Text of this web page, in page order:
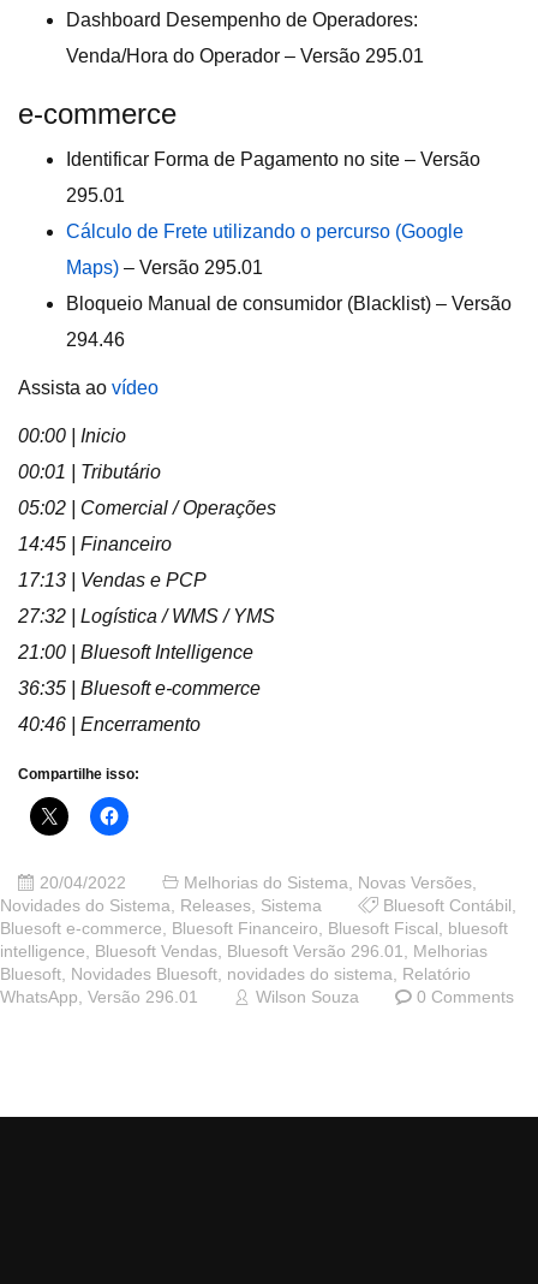
Dashboard Desempenho de Operadores:
Venda/Hora do Operador – Versão 295.01
e-commerce
Identificar Forma de Pagamento no site – Versão
295.01
Cálculo de Frete utilizando o percurso (Google
Maps) – Versão 295.01
Bloqueio Manual de consumidor (Blacklist) – Versão
294.46
Assista ao vídeo
00:00 | Inicio
00:01 | Tributário
05:02 | Comercial / Operações
14:45 | Financeiro
17:13 | Vendas e PCP
27:32 | Logística / WMS / YMS
21:00 | Bluesoft Intelligence
36:35 | Bluesoft e-commerce
40:46 | Encerramento
Compartilhe isso:
20/04/2022 Melhorias do Sistema, Novas Versões,
Novidades do Sistema, Releases, Sistema Bluesoft Contábil ,
Bluesoft e-commerce, Bluesoft Financeiro, Bluesoft Fiscal , bluesoft
intelligence, Bluesoft Vendas, Bluesoft Versão 296.01, Melhorias
Bluesoft, Novidades Bluesoft, novidades do sistema, Relatório
WhatsApp, Versão 296.01 Wilson Souza 0 Comments